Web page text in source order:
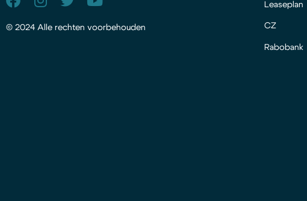
© 2024 Alle rechten voorbehouden
Leaseplan
CZ
Rabobank